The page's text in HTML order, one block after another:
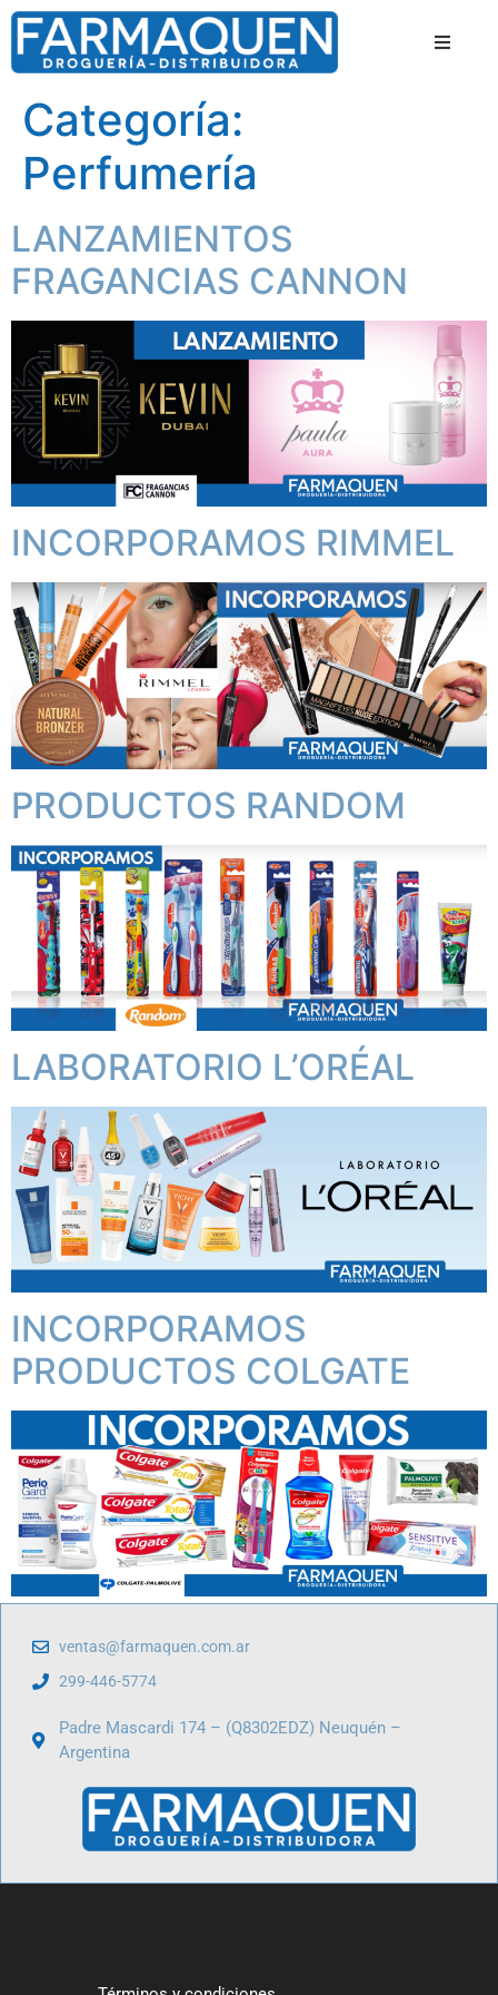
Categoría:
Perfumería
LANZAMIENTOS
FRAGANCIAS CANNON
INCORPORAMOS RIMMEL
PRODUCTOS RANDOM
LABORATORIO L’ORÉAL
INCORPORAMOS
PRODUCTOS COLGATE
ventas@farmaquen.com.ar
299-446-5774
Padre Mascardi 174 – (Q8302EDZ) Neuquén –
Argentina